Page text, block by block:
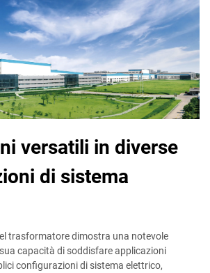
versatili in diverse
di sistema
trasformatore dimostra una notevole
capacità di soddisfare applicazioni
configurazioni di sistema elettrico,